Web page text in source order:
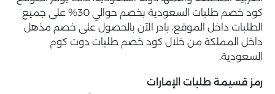
كود خصم طلبات السعودية بخصم حوالي 30% على جميع
الطلبات داخل الموقع، بادر الآن بالحصول على خصم مذهل
داخل المملكة من خلال كود خصم طلبات دوت كوم
السعودية.
رمز قسيمة طلبات الإمارات